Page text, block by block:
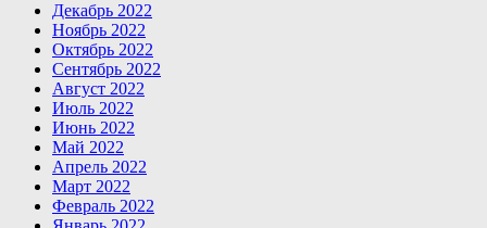
Декабрь 2022
Ноябрь 2022
Октябрь 2022
Сентябрь 2022
Август 2022
Июль 2022
Июнь 2022
Май 2022
Апрель 2022
Март 2022
Февраль 2022